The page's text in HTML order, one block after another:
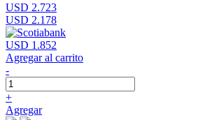
USD 2.723
USD 2.178
USD 1.852
Agregar al carrito
-
+
Agregar